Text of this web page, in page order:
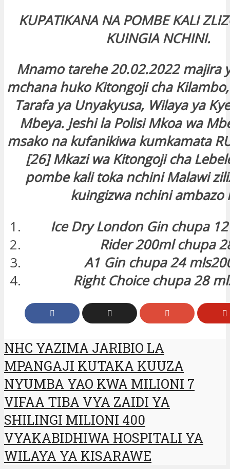
KUPATIKANA NA POMBE KALI
KUINGIA NCHINI.
Mnamo tarehe 20.02.2022 majira
mchana huko Kitongoji cha
Tarafa ya Unyakyusa, Wilaya ya
Mbeya. Jeshi la Polisi Mkoa wa
msako na kufanikiwa kumkamata
[26] Mkazi wa Kitongoji cha
pombe kali toka nchini Malawi
kuingizwa nchini ambazo
Ice Dry London Gin chupa
Rider 200ml chupa
A1 Gin chupa 24
Right Choice chupa 28
NHC YAZIMA JARIBIO LA
MPANGAJI KUTAKA KUUZA
NYUMBA YAO KWA MILIONI 7
VIFAA TIBA VYA ZAIDI YA
SHILINGI MILIONI 400
VYAKABIDHIWA HOSPITALI YA
WILAYA YA KISARAWE